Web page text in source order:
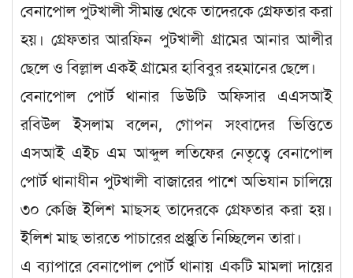
বেনাপোল পুটখালী সীমান্ত থেকে তাদেরকে গ্রেফতার করা
হয়। গ্রেফতার আরফিন পুটখালী গ্রামের আনার আলীর
ছেলে ও বিল্লাল একই গ্রামের হাবিবুর রহমানের ছেলে।
বেনাপোল পোর্ট থানার ডিউটি অফিসার এএসআই
রবিউল ইসলাম বলেন, গোপন সংবাদের ভিত্তিতে
এসআই এইচ এম আব্দুল লতিফের নেতৃত্বে বেনাপোল
পোর্ট থানাধীন পুটখালী বাজারের পাশে অভিযান চালিয়ে
৩০ কেজি ইলিশ মাছসহ তাদেরকে গ্রেফতার করা হয়।
ইলিশ মাছ ভারতে পাচারের প্রস্তুুতি নিচ্ছিলেন তারা।
এ ব্যাপারে বেনাপোল পোর্ট থানায় একটি মামলা দায়ের